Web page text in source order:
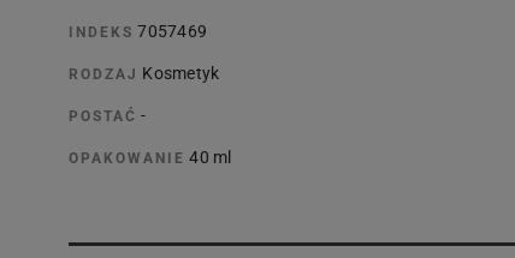
INDEKS 7057469
RODZAJ Kosmetyk
POSTAĆ -
OPAKOWANIE 40 ml